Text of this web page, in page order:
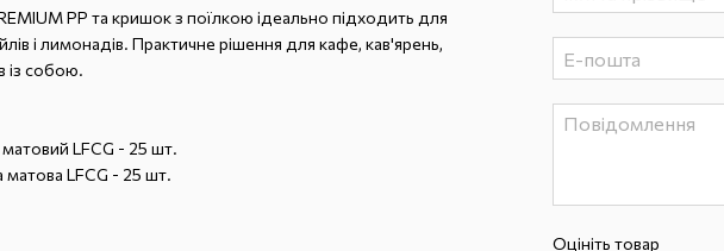
PP та кришок з поїлкою ідеально підходить для
і лимонадів. Практичне рішення для кафе, кав'ярень,
із собою.
LFCG - 25 шт.
LFCG - 25 шт.
Оцініть товар